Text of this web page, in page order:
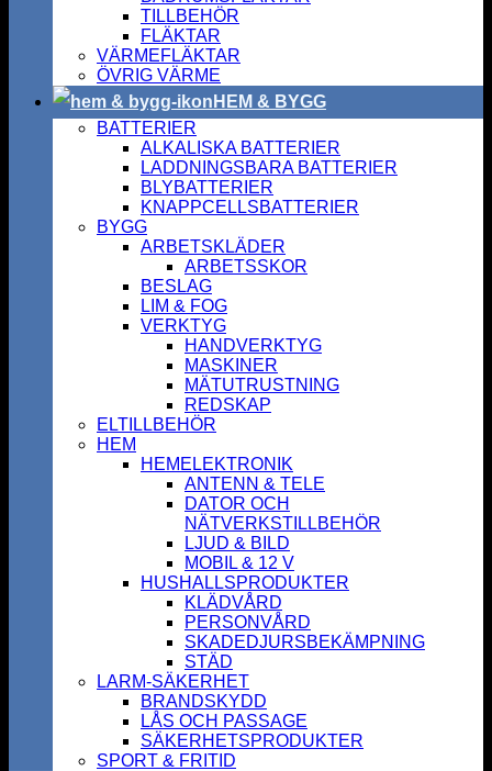
TILLBEHÖR
FLÄKTAR
VÄRMEFLÄKTAR
ÖVRIG VÄRME
HEM & BYGG
BATTERIER
ALKALISKA BATTERIER
LADDNINGSBARA BATTERIER
BLYBATTERIER
KNAPPCELLSBATTERIER
BYGG
ARBETSKLÄDER
ARBETSSKOR
BESLAG
LIM & FOG
VERKTYG
HANDVERKTYG
MASKINER
MÄTUTRUSTNING
REDSKAP
ELTILLBEHÖR
HEM
HEMELEKTRONIK
ANTENN & TELE
DATOR OCH
NÄTVERKSTILLBEHÖR
LJUD & BILD
MOBIL & 12 V
HUSHALLSPRODUKTER
KLÄDVÅRD
PERSONVÅRD
SKADEDJURSBEKÄMPNING
STÄD
LARM-SÄKERHET
BRANDSKYDD
LÅS OCH PASSAGE
SÄKERHETSPRODUKTER
SPORT & FRITID